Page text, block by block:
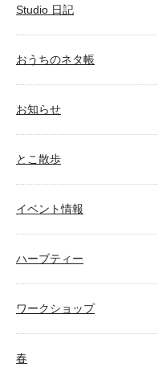
Studio 日記
おうちのネタ帳
お知らせ
とこ散歩
イベント情報
ハーブティー
ワークショップ
春